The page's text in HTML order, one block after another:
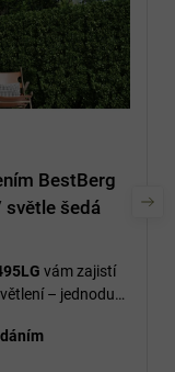
BestBerg
světle šedá
vám zajistí
– jednoduše